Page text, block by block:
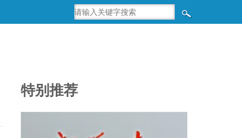
特别推荐